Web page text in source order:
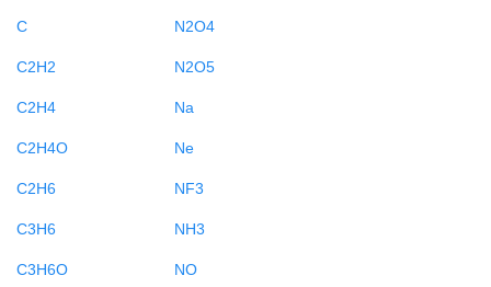
C
C2H2
C2H4
C2H4O
C2H6
C3H6
C3H6O
N2O4
N2O5
Na
Ne
NF3
NH3
NO